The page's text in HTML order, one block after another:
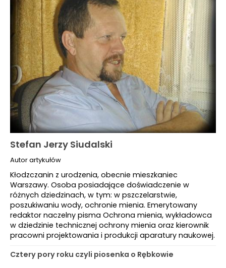
Stefan Jerzy Siudalski
Autor artykułów
Kłodzczanin z urodzenia, obecnie mieszkaniec
Warszawy. Osoba posiadające doświadczenie w
różnych dziedzinach, w tym: w pszczelarstwie,
poszukiwaniu wody, ochronie mienia. Emerytowany
redaktor naczelny pisma Ochrona mienia, wykładowca
w dziedzinie technicznej ochrony mienia oraz kierownik
pracowni projektowania i produkcji aparatury naukowej.
Cztery pory roku czyli piosenka o Rębkowie